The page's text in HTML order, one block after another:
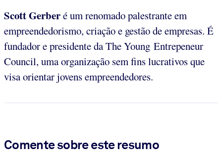
Scott Gerberé um renomado palestrante em
empreendedorismo, criação e gestão de empresas. É
fundador e presidente da The Young Entrepeneur
Council, uma organização sem fins lucrativos que
visa orientar jovens empreendedores.
Comente sobre este resumo